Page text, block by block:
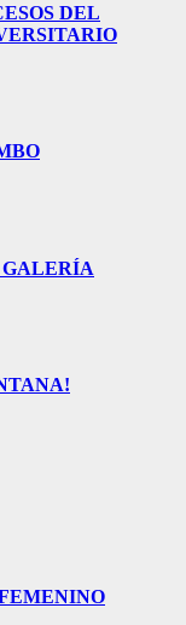
DEL
GALERÍA